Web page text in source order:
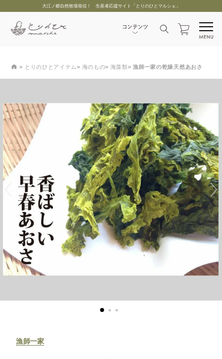
大江ノ郷自然牧場発信！ 生産者応援サイト「とりのひとマルシェ」
とりのひとアイテム 海のもの 海藻類 漁師一家の乾燥天然あおさ
漁師一家